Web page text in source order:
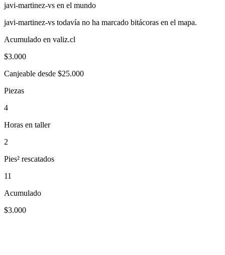
javi-martinez-vs en el mundo
javi-martinez-vs todavía no ha marcado bitácoras en el mapa.
Acumulado en valiz.cl
$3.000
Canjeable desde $25.000
Piezas
4
Horas en taller
2
Pies² rescatados
11
Acumulado
$3.000